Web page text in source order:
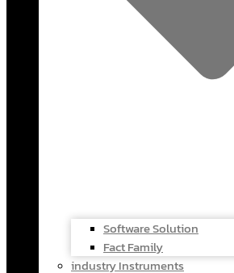
Software Solution
Fact Family
industry Instruments